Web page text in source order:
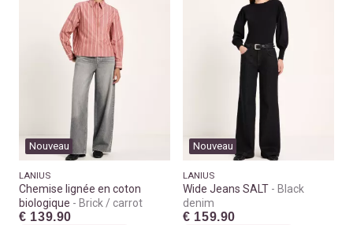
Nouveau
LANIUS
Chemise lignée en coton
biologique
Brick / carrot
€ 139.90
Nouveau
LANIUS
Wide Jeans SALT
Black
denim
€ 159.90